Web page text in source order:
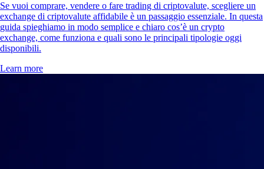
Se vuoi comprare, vendere o fare trading di criptovalute, scegliere un
exchange di criptovalute affidabile è un passaggio essenziale. In questa
guida spieghiamo in modo semplice e chiaro cos’è un crypto
exchange, come funziona e quali sono le principali tipologie oggi
disponibili.
Learn more